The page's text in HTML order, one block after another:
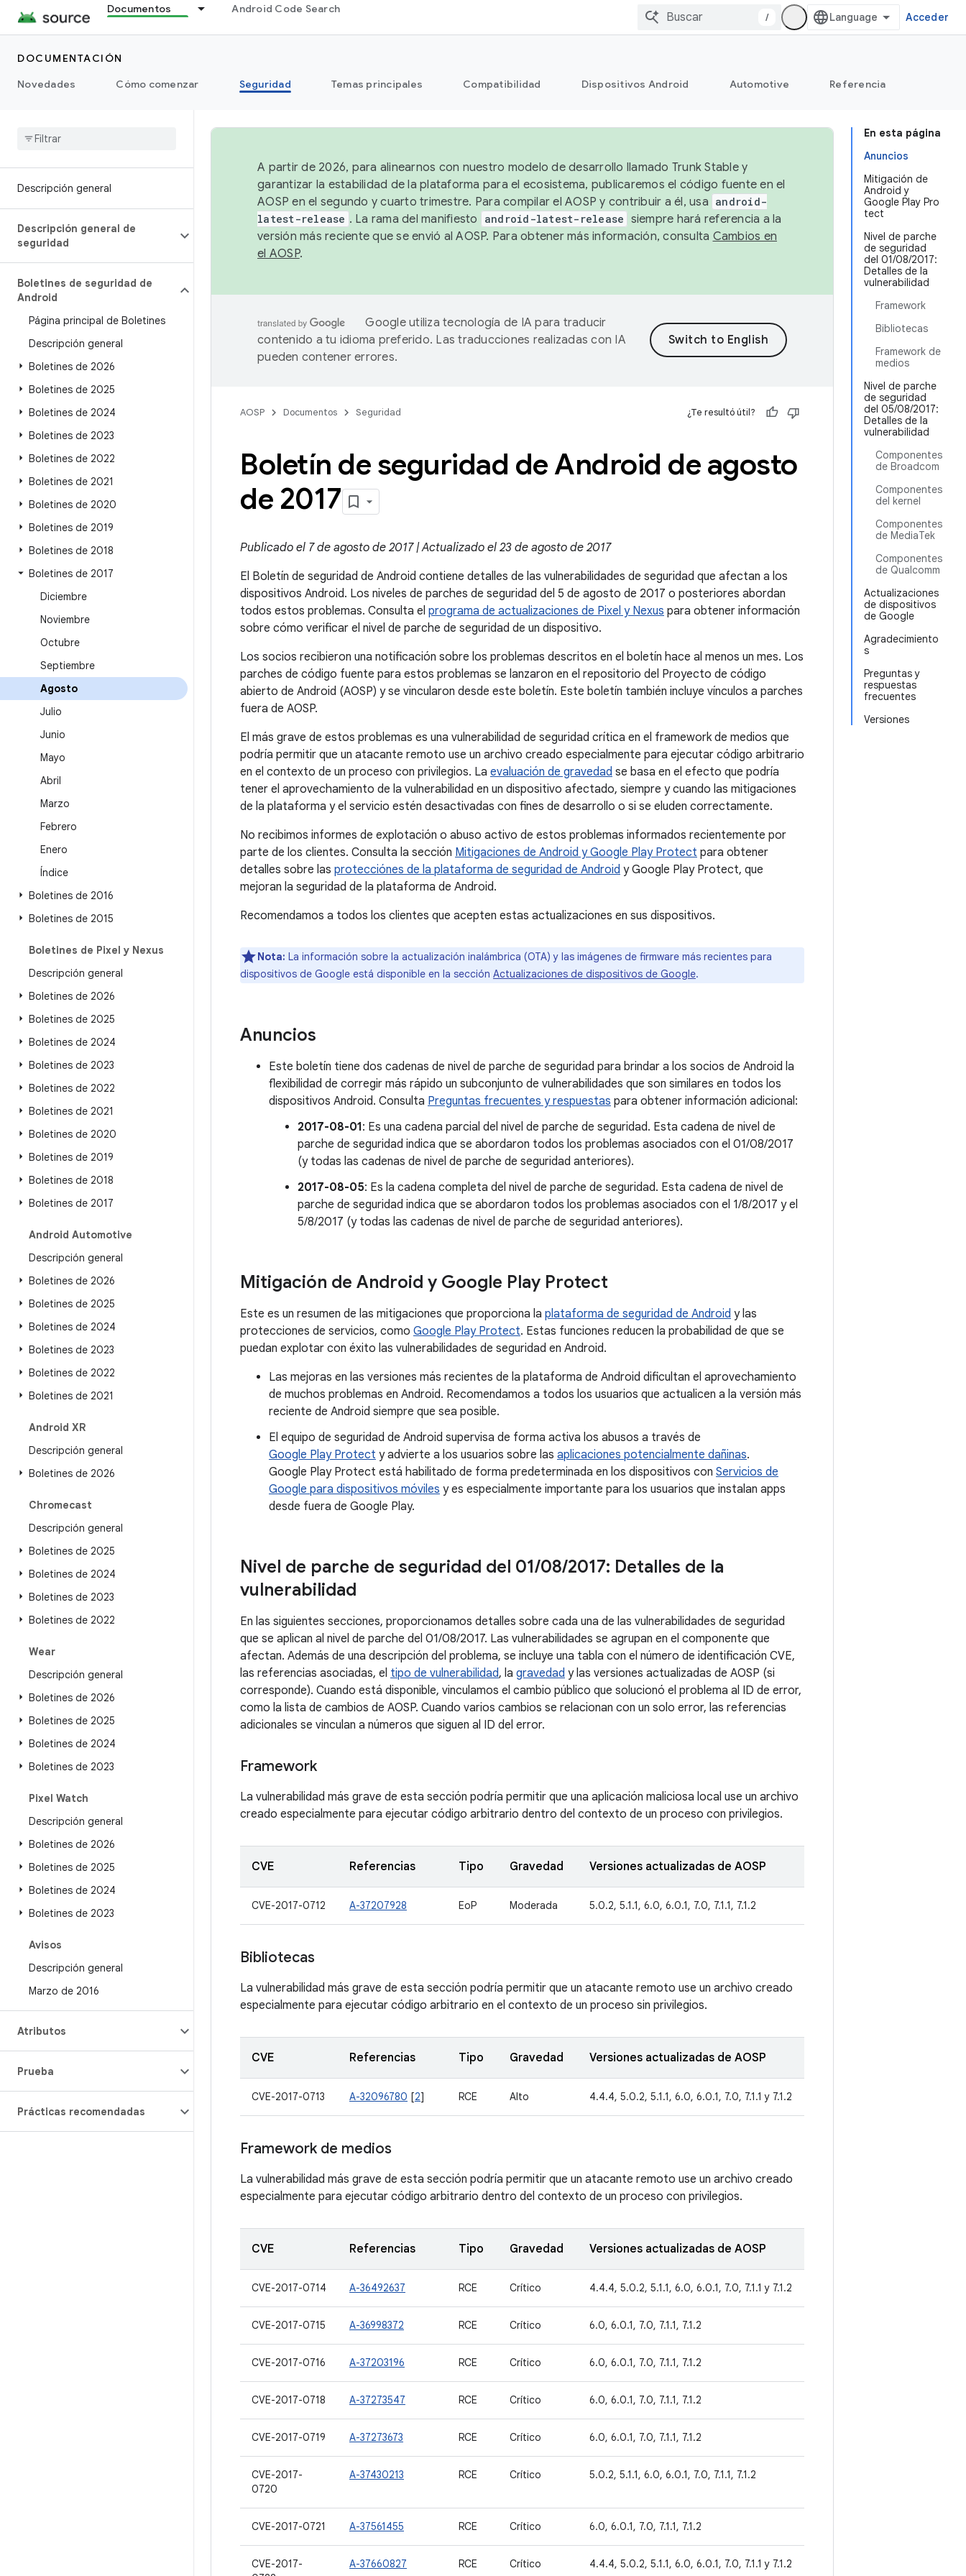
Documentos Android Code Search
/ Acceder
DOCUMENTACIÓN
Novedades
Cómo comenzar Seguridad Temas principales Compatibilidad Dispositivos Android Automotive Referencia
Descripción general
Descripción general de
seguridad
Boletines de seguridad de
Android
Página principal de Boletines
Descripción general
Boletines de 2026
Boletines de 2025
Boletines de 2024
Boletines de 2023
Boletines de 2022
Boletines de 2021
Boletines de 2020
Boletines de 2019
Boletines de 2018
Boletines de 2017
Diciembre
Noviembre
Octubre
Septiembre
Agosto
Julio
Junio
Mayo
Abril
Marzo
Febrero
Enero
Índice
Boletines de 2016
Boletines de 2015
Boletines de Pixel y Nexus
Descripción general
Boletines de 2026
Boletines de 2025
Boletines de 2024
Boletines de 2023
Boletines de 2022
Boletines de 2021
Boletines de 2020
Boletines de 2019
Boletines de 2018
Boletines de 2017
Android Automotive
Descripción general
Boletines de 2026
Boletines de 2025
Boletines de 2024
Boletines de 2023
Boletines de 2022
Boletines de 2021
Android XR
Descripción general
Boletines de 2026
Chromecast
Descripción general
Boletines de 2025
Boletines de 2024
Boletines de 2023
Boletines de 2022
Wear
Descripción general
Boletines de 2026
Boletines de 2025
Boletines de 2024
Boletines de 2023
Pixel Watch
Descripción general
Boletines de 2026
Boletines de 2025
Boletines de 2024
Boletines de 2023
Avisos
Descripción general
Marzo de 2016
Atributos
Prueba
Prácticas recomendadas
En esta página
Anuncios
Mitigación de
Android y
Google Play Pro
tect
Nivel de parche
de seguridad
del 01/08/2017:
Detalles de la
vulnerabilidad
Framework
Bibliotecas
Framework de
medios
Nivel de parche
de seguridad
del 05/08/2017:
Detalles de la
vulnerabilidad
Componentes
de Broadcom
Componentes
del kernel
Componentes
de MediaTek
Componentes
de Qualcomm
Actualizaciones
de dispositivos
de Google
Agradecimiento
s
Preguntas y
respuestas
frecuentes
Versiones
A partir de 2026, para alinearnos con nuestro modelo de desarrollo llamado Trunk Stable y
garantizar la estabilidad de la plataforma para el ecosistema, publicaremos el código fuente en el
AOSP en el segundo y cuarto trimestre. Para compilar el AOSP y contribuir a él, usa android-
latest-release . La rama del manifiesto android-latest-release siempre hará referencia a la
versión más reciente que se envió al AOSP. Para obtener más información, consulta Cambios en
el AOSP.
Google utiliza tecnología de IA para traducir
contenido a tu idioma preferido. Las traducciones realizadas con IA
pueden contener errores.
AOSP Documentos Seguridad ¿Te resultó útil?
Boletín de seguridad de Android de agosto
de 2017
Publicado el 7 de agosto de 2017 | Actualizado el 23 de agosto de 2017
El Boletín de seguridad de Android contiene detalles de las vulnerabilidades de seguridad que afectan a los
dispositivos Android. Los niveles de parches de seguridad del 5 de agosto de 2017 o posteriores abordan
todos estos problemas. Consulta el programa de actualizaciones de Pixel y Nexus para obtener información
sobre cómo verificar el nivel de parche de seguridad de un dispositivo.
Los socios recibieron una notificación sobre los problemas descritos en el boletín hace al menos un mes. Los
parches de código fuente para estos problemas se lanzaron en el repositorio del Proyecto de código
abierto de Android (AOSP) y se vincularon desde este boletín. Este boletín también incluye vínculos a parches
fuera de AOSP.
El más grave de estos problemas es una vulnerabilidad de seguridad crítica en el framework de medios que
podría permitir que un atacante remoto use un archivo creado especialmente para ejecutar código arbitrario
en el contexto de un proceso con privilegios. La evaluación de gravedad se basa en el efecto que podría
tener el aprovechamiento de la vulnerabilidad en un dispositivo afectado, siempre y cuando las mitigaciones
de la plataforma y el servicio estén desactivadas con fines de desarrollo o si se eluden correctamente.
No recibimos informes de explotación o abuso activo de estos problemas informados recientemente por
parte de los clientes. Consulta la sección Mitigaciones de Android y Google Play Protect para obtener
detalles sobre las protecciónes de la plataforma de seguridad de Android y Google Play Protect, que
mejoran la seguridad de la plataforma de Android.
Recomendamos a todos los clientes que acepten estas actualizaciones en sus dispositivos.
Nota: La información sobre la actualización inalámbrica (OTA) y las imágenes de firmware más recientes para
dispositivos de Google está disponible en la sección Actualizaciones de dispositivos de Google.
Anuncios
Este boletín tiene dos cadenas de nivel de parche de seguridad para brindar a los socios de Android la
flexibilidad de corregir más rápido un subconjunto de vulnerabilidades que son similares en todos los
dispositivos Android. Consulta Preguntas frecuentes y respuestas para obtener información adicional:
2017-08-01: Es una cadena parcial del nivel de parche de seguridad. Esta cadena de nivel de
parche de seguridad indica que se abordaron todos los problemas asociados con el 01/08/2017
(y todas las cadenas de nivel de parche de seguridad anteriores).
2017-08-05: Es la cadena completa del nivel de parche de seguridad. Esta cadena de nivel de
parche de seguridad indica que se abordaron todos los problemas asociados con el 1/8/2017 y el
5/8/2017 (y todas las cadenas de nivel de parche de seguridad anteriores).
Mitigación de Android y Google Play Protect
Este es un resumen de las mitigaciones que proporciona la plataforma de seguridad de Android y las
protecciones de servicios, como Google Play Protect. Estas funciones reducen la probabilidad de que se
puedan explotar con éxito las vulnerabilidades de seguridad en Android.
Las mejoras en las versiones más recientes de la plataforma de Android dificultan el aprovechamiento
de muchos problemas en Android. Recomendamos a todos los usuarios que actualicen a la versión más
reciente de Android siempre que sea posible.
El equipo de seguridad de Android supervisa de forma activa los abusos a través de
Google Play Protect y advierte a los usuarios sobre las aplicaciones potencialmente dañinas.
Google Play Protect está habilitado de forma predeterminada en los dispositivos con Servicios de
Google para dispositivos móviles y es especialmente importante para los usuarios que instalan apps
desde fuera de Google Play.
Nivel de parche de seguridad del 01/08/2017: Detalles de la
vulnerabilidad
En las siguientes secciones, proporcionamos detalles sobre cada una de las vulnerabilidades de seguridad
que se aplican al nivel de parche del 01/08/2017. Las vulnerabilidades se agrupan en el componente que
afectan. Además de una descripción del problema, se incluye una tabla con el número de identificación CVE,
las referencias asociadas, el tipo de vulnerabilidad, la gravedad y las versiones actualizadas de AOSP (si
corresponde). Cuando está disponible, vinculamos el cambio público que solucionó el problema al ID de error,
como la lista de cambios de AOSP. Cuando varios cambios se relacionan con un solo error, las referencias
adicionales se vinculan a números que siguen al ID del error.
Framework
La vulnerabilidad más grave de esta sección podría permitir que una aplicación maliciosa local use un archivo
creado especialmente para ejecutar código arbitrario dentro del contexto de un proceso con privilegios.
CVE Referencias Tipo Gravedad Versiones actualizadas de AOSP
CVE-2017-0712 A-37207928 EoP Moderada 5.0.2, 5.1.1, 6.0, 6.0.1, 7.0, 7.1.1, 7.1.2
Bibliotecas
La vulnerabilidad más grave de esta sección podría permitir que un atacante remoto use un archivo creado
especialmente para ejecutar código arbitrario en el contexto de un proceso sin privilegios.
CVE Referencias Tipo Gravedad Versiones actualizadas de AOSP
CVE-2017-0713 A-32096780 [2] RCE Alto 4.4.4, 5.0.2, 5.1.1, 6.0, 6.0.1, 7.0, 7.1.1 y 7.1.2
Framework de medios
La vulnerabilidad más grave de esta sección podría permitir que un atacante remoto use un archivo creado
especialmente para ejecutar código arbitrario dentro del contexto de un proceso con privilegios.
CVE Referencias Tipo Gravedad Versiones actualizadas de AOSP
CVE-2017-0714 A-36492637 RCE Crítico 4.4.4, 5.0.2, 5.1.1, 6.0, 6.0.1, 7.0, 7.1.1 y 7.1.2
CVE-2017-0715 A-36998372 RCE Crítico 6.0, 6.0.1, 7.0, 7.1.1, 7.1.2
CVE-2017-0716 A-37203196 RCE Crítico 6.0, 6.0.1, 7.0, 7.1.1, 7.1.2
CVE-2017-0718 A-37273547 RCE Crítico 6.0, 6.0.1, 7.0, 7.1.1, 7.1.2
CVE-2017-0719 A-37273673 RCE Crítico 6.0, 6.0.1, 7.0, 7.1.1, 7.1.2
CVE-2017-
0720
A-37430213 RCE Crítico 5.0.2, 5.1.1, 6.0, 6.0.1, 7.0, 7.1.1, 7.1.2
CVE-2017-0721 A-37561455 RCE Crítico 6.0, 6.0.1, 7.0, 7.1.1, 7.1.2
CVE-2017-
A-37660827 RCE Crítico 4.4.4, 5.0.2, 5.1.1, 6.0, 6.0.1, 7.0, 7.1.1 y 7.1.2